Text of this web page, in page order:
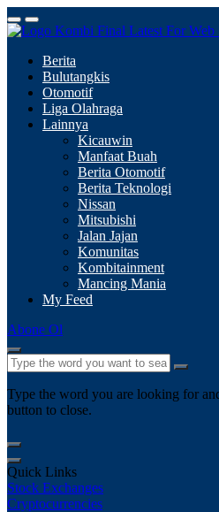
Berita
Bulutangkis
Otomotif
Liga Olahraga
Lainnya
Kicauwin
Manfaat Buah
Berita Otomotif
Berita Teknologi
Nissan
Mitsubishi
Jalan Jajan
Komunitas
Kombitainment
Mancing Mania
My Feed
Abone Ol
Type the word you are looking for
button to close.
Quick Links
Stock Exchanges
Cryptocurrencies